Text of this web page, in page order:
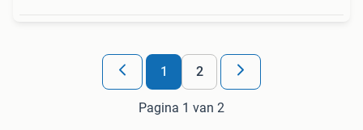
1 2
Pagina 1 van 2